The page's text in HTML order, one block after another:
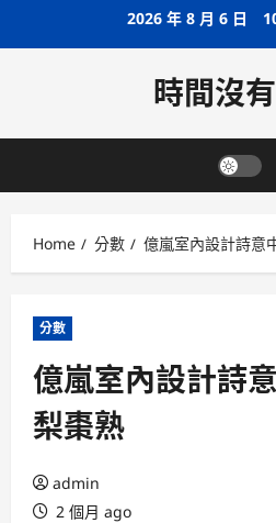
2026 年 8 月 6 日
時間沒
Home 分數 億嵐室內設計詩意
分數
億嵐室內設計詩
梨棗熟
admin
2 個月 ago